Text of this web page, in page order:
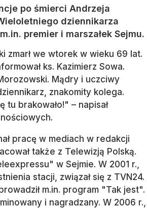
po śmierci Andrzeja
dziennikarza
premier i marszałek Sejmu.
zmarł we wtorek w wieku 69 lat.
ks. Kazimierz Sowa.
Mądry i uczciwy
znakomity kolega.
tu brakowało!" – napisał
pracę w mediach w redakcji
także z Telewizją Polską.
w Sejmie. W 2001 r.,
stacji, związał się z TVN24.
m.in. program "Tak jest".
i nagradzany. W 2006 r.,